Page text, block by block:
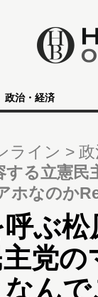
政治・経済
ライン
する立憲
ホなのか
ぶ
党
ん